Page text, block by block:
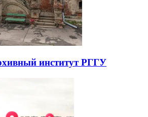
институт РГГУ